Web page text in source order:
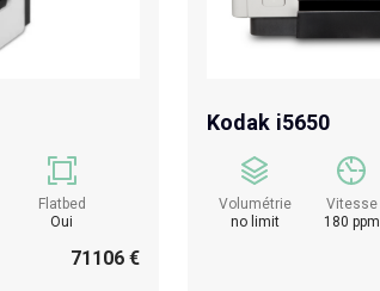
Flatbed
Oui
71106 €
Kodak i5650
Volumétrie
no limit
Vitesse
180 ppm